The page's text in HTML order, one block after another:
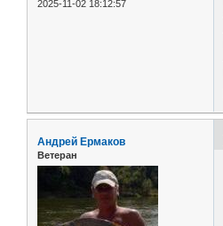
2025-11-02 18:12:57
Андрей Ермаков
Ветеран